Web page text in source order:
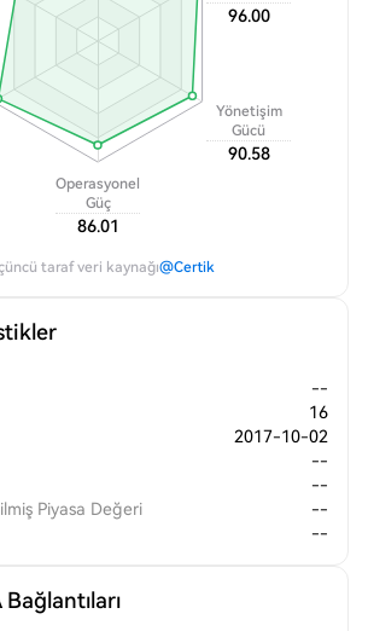
Operasyonel
Güç
86.01
Yönetişim
Gücü
90.58
96.00
taraf veri kaynağı@Certik
--
16
2017-10-02
--
--
Piyasa Değeri
--
--
Bağlantıları